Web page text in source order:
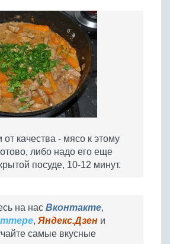
от качества - мясо к этому
либо надо его еще
посуде, 10-12 минут.
на нас Вконтакте,
, Яндекс.Дзен и
самые вкусные